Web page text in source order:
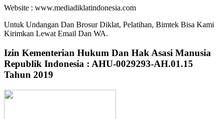
Website : www.mediadiklatindonesia.com
Untuk Undangan Dan Brosur Diklat, Pelatihan, Bimtek Bisa Kami
Kirimkan Lewat Email Dan WA.
Izin Kementerian Hukum Dan Hak Asasi Manusia
Republik Indonesia : AHU-0029293-AH.01.15
Tahun 2019